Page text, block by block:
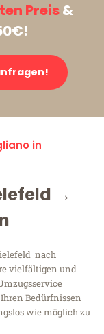
Preis&
in
→
nach
vielfältigen und
Bedürfnissen
wie möglich zu